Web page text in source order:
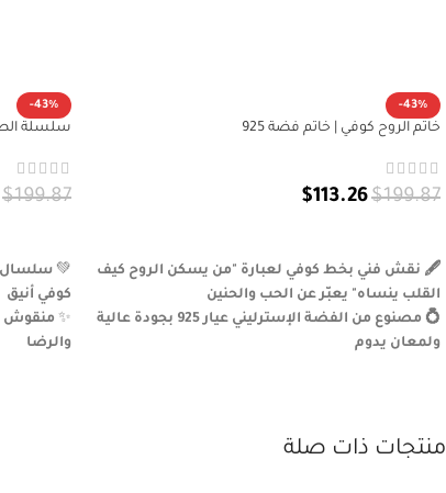
-43%
خاتم الروح كوفي | خاتم فضة 925
$199.87
$113.26
🖋️ نقش فني بخط كوفي لعبارة "من يسكن الروح كيف
القلب ينساه" يعبّر عن الحب والحنين
💍 مصنوع من الفضة الإسترليني عيار 925 بجودة عالية
ولمعان يدوم
حبًا لا يُنسى
-43%
سلسلة
$199.87
💚 سلسال
كوفي أنيق
✨ منقوش
والرضا
منتجات ذات صلة